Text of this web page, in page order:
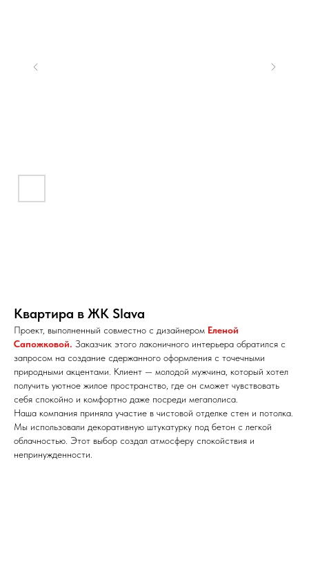
Квартира в ЖК Slava
Проект, выполненный совместно с дизайнером Еленой
Сапожковой. Заказчик этого лаконичного интерьера обратился с
запросом на создание сдержанного оформления с точечными
природными акцентами. Клиент — молодой мужчина, который хотел
получить уютное жилое пространство, где он сможет чувствовать
себя спокойно и комфортно даже посреди мегаполиса.
Наша компания приняла участие в чистовой отделке стен и потолка.
Мы использовали декоративную штукатурку под бетон с легкой
облачностью. Этот выбор создал атмосферу спокойствия и
непринужденности.